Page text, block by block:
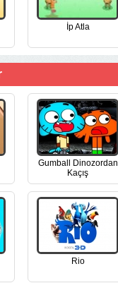
İp Atla
Gumball Dinozordan
Kaçış
Rio